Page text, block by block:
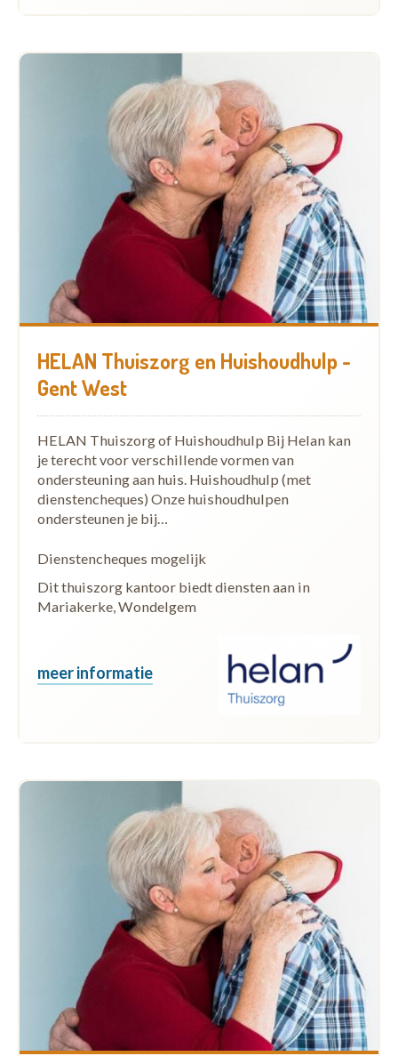
HELAN Thuiszorg en Huishoudhulp -
Gent West
HELAN Thuiszorg of Huishoudhulp Bij Helan kan
je terecht voor verschillende vormen van
ondersteuning aan huis. Huishoudhulp (met
dienstencheques) Onze huishoudhulpen
ondersteunen je bij…
Dienstencheques mogelijk
Dit thuiszorg kantoor biedt diensten aan in
Mariakerke, Wondelgem
meer informatie